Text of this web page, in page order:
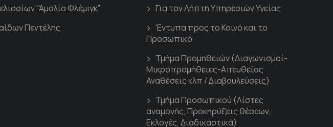
“Άμαλία Φλέμιγκ”
Πεντέλης
Για τον Λήπτη Υπηρεσιών Υγείας
'Εντυπα προς το Κοινό και το
Προσωπικό
Τμήμα Προμηθειών (Διαγωνισμοί-
Μικροπρομήθειες-Απευθείας
Αναθέσεις κλπ / Διαβουλεύσεις)
Τμήμα Προσωπικού (Λίστες
αναμονής, Προκηρύξεις θέσεων,
Εκλογές, Διαδικαστικά)